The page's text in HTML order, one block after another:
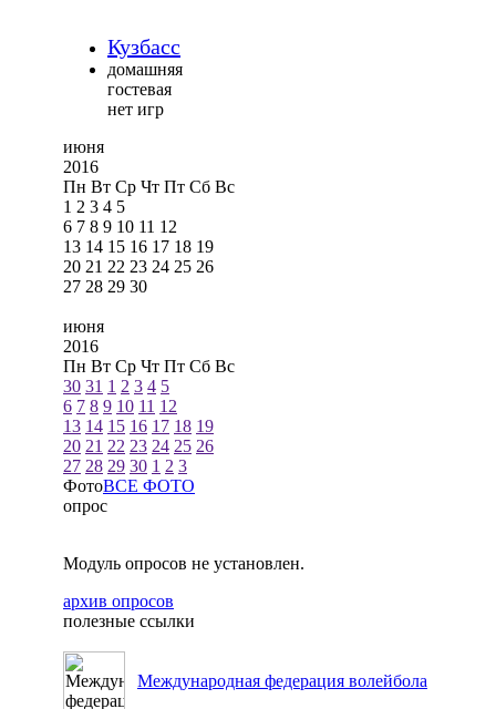
Кузбасс
домашняя
гостевая
нет игр
июня
2016
Пн Вт Ср Чт Пт Сб Вс
1 2 3 4 5
6 7 8 9 10 11 12
13 14 15 16 17 18 19
20 21 22 23 24 25 26
27 28 29 30
июня
2016
Пн Вт Ср Чт Пт Сб Вс
30 31 1 2 3 4 5
6 7 8 9 10 11 12
13 14 15 16 17 18 19
20 21 22 23 24 25 26
27 28 29 30 1 2 3
ФотоВСЕ ФОТО
опрос
Модуль опросов не установлен.
архив опросов
полезные ссылки
Международная федерация волейбола